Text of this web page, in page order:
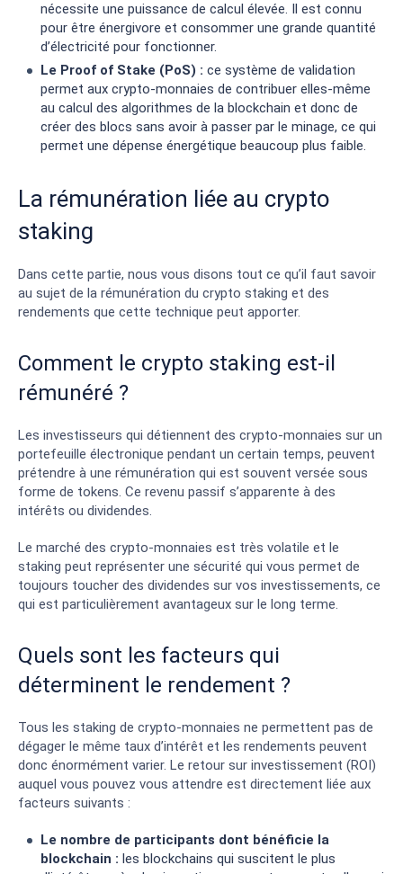
nécessite une puissance de calcul élevée. Il est connu
pour être énergivore et consommer une grande quantité
d’électricité pour fonctionner.
Le Proof of Stake (PoS) : ce système de validation
permet aux crypto-monnaies de contribuer elles-même
au calcul des algorithmes de la blockchain et donc de
créer des blocs sans avoir à passer par le minage, ce qui
permet une dépense énergétique beaucoup plus faible.
La rémunération liée au crypto
staking
Dans cette partie, nous vous disons tout ce qu’il faut savoir
au sujet de la rémunération du crypto staking et des
rendements que cette technique peut apporter.
Comment le crypto staking est-il
rémunéré ?
Les investisseurs qui détiennent des crypto-monnaies sur un
portefeuille électronique pendant un certain temps, peuvent
prétendre à une rémunération qui est souvent versée sous
forme de tokens. Ce revenu passif s’apparente à des
intérêts ou dividendes.
Le marché des crypto-monnaies est très volatile et le
staking peut représenter une sécurité qui vous permet de
toujours toucher des dividendes sur vos investissements, ce
qui est particulièrement avantageux sur le long terme.
Quels sont les facteurs qui
déterminent le rendement ?
Tous les staking de crypto-monnaies ne permettent pas de
dégager le même taux d’intérêt et les rendements peuvent
donc énormément varier. Le retour sur investissement (ROI)
auquel vous pouvez vous attendre est directement liée aux
facteurs suivants :
Le nombre de participants dont bénéficie la
blockchain : les blockchains qui suscitent le plus